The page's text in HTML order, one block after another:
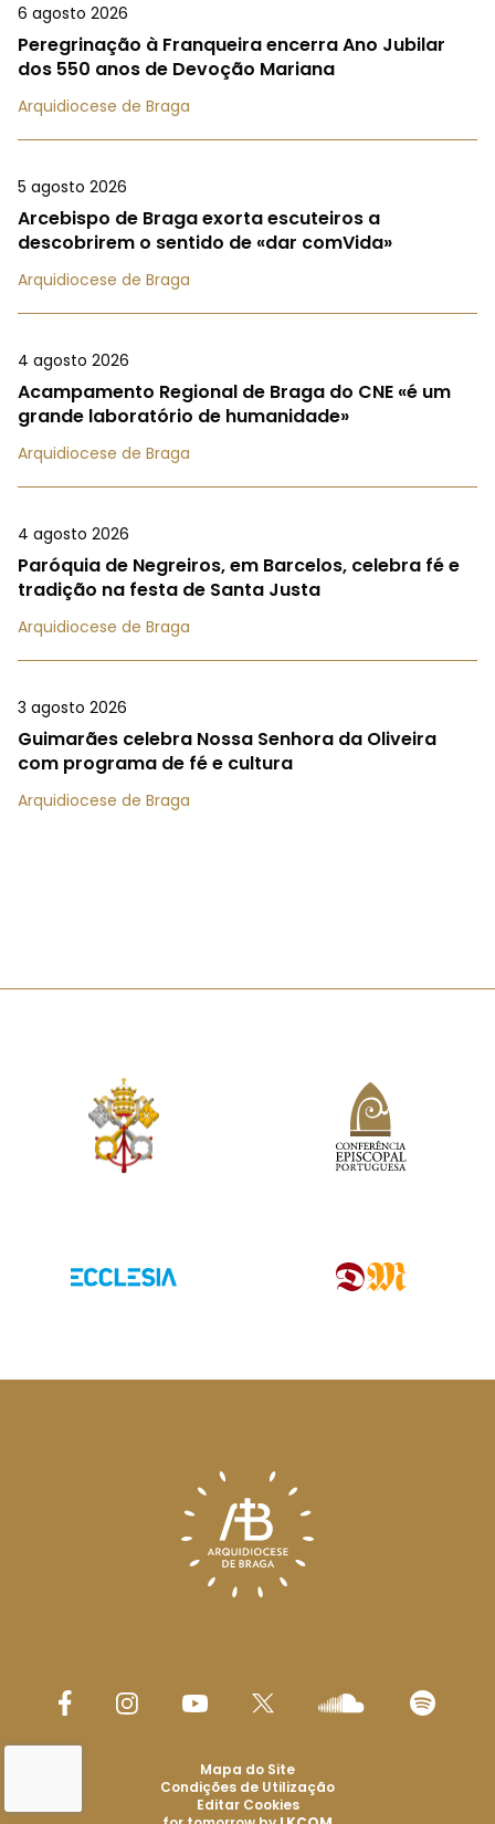
6 agosto 2026
Peregrinação à Franqueira encerra Ano Jubilar
dos 550 anos de Devoção Mariana
Arquidiocese de Braga
5 agosto 2026
Arcebispo de Braga exorta escuteiros a
descobrirem o sentido de «dar comVida»
Arquidiocese de Braga
4 agosto 2026
Acampamento Regional de Braga do CNE «é um
grande laboratório de humanidade»
Arquidiocese de Braga
4 agosto 2026
Paróquia de Negreiros, em Barcelos, celebra fé e
tradição na festa de Santa Justa
Arquidiocese de Braga
3 agosto 2026
Guimarães celebra Nossa Senhora da Oliveira
com programa de fé e cultura
Arquidiocese de Braga
Mapa do Site
Condições de Utilização
Editar Cookies